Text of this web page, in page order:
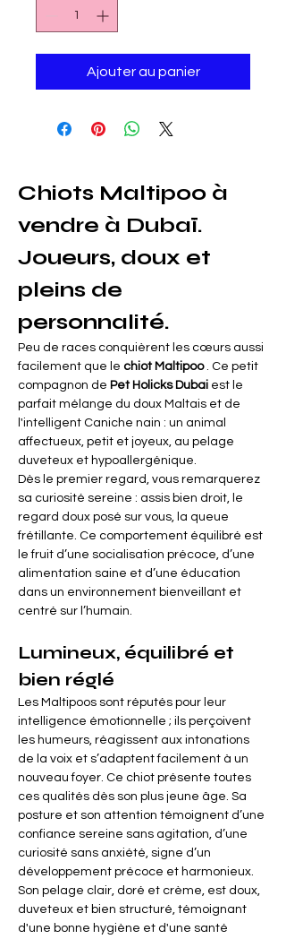
Ajouter au panier
Chiots Maltipoo à
vendre à Dubaï.
Joueurs, doux et
pleins de
personnalité.
Peu de races conquièrent les cœurs aussi
facilement que le chiot Maltipoo
. Ce petit
compagnon de Pet Holicks Dubai est le
parfait mélange du doux Maltais et de
l'intelligent Caniche nain : un animal
affectueux, petit et joyeux, au pelage
duveteux et hypoallergénique.
Dès le premier regard, vous remarquerez
sa curiosité sereine : assis bien droit, le
regard doux posé sur vous, la queue
frétillante. Ce comportement équilibré est
le fruit d’une socialisation précoce, d’une
alimentation saine et d’une éducation
dans un environnement bienveillant et
centré sur l’humain.
Lumineux, équilibré et
bien réglé
Les Maltipoos sont réputés pour leur
intelligence émotionnelle ; ils perçoivent
les humeurs, réagissent aux intonations
de la voix et s’adaptent facilement à un
nouveau foyer. Ce chiot présente toutes
ces qualités dès son plus jeune âge. Sa
posture et son attention témoignent d’une
confiance sereine sans agitation, d’une
curiosité sans anxiété, signe d’un
développement précoce et harmonieux.
Son pelage clair, doré et crème, est doux,
duveteux et bien structuré, témoignant
d'une bonne hygiène et d'une santé